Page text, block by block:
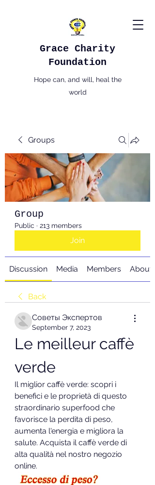
Grace Charity
Foundation
Hope can, and will, heal the
world
Groups
Group
Public · 213 members
Join
Discussion Media Members About
Back
Советы Экспертов
September 7, 2023
Le meilleur caffè
verde
Il miglior caffè verde: scopri i
benefici e le proprietà di questo
straordinario superfood che
favorisce la perdita di peso,
aumenta l'energia e migliora la
salute. Acquista il caffè verde di
alta qualità nel nostro negozio
online.